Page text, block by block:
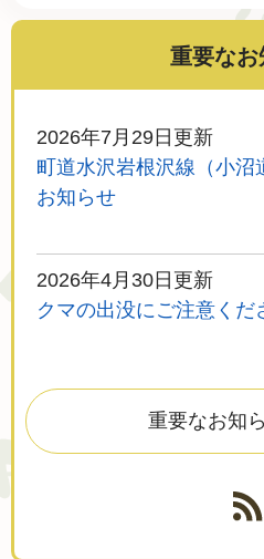
重要なお
2026年7月29日更新
町道水沢岩根沢線（小沼
お知らせ
2026年4月30日更新
クマの出没にご注意くだ
重要なお知